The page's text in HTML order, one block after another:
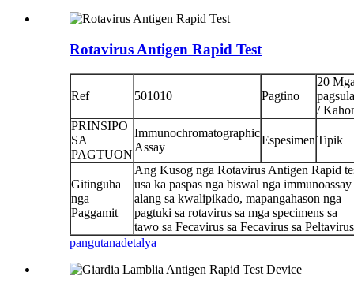
Rotavirus Antigen Rapid Test
Ref 501010 Pagtino
20
/
PRINSIPO
SA
PAGTUON
Immunochromatographic
Assay
EspesimenTipik
Gitinguha
nga
Paggamit
Ang Kusog nga Rotavirus Antigen Rapid
usa ka paspas nga biswal nga immunoassay
alang sa kwalipikado, mapangahason nga
pagtuki sa rotavirus sa mga specimens sa
tawo sa Fecavirus sa Fecavirus sa
pangutanadetalya